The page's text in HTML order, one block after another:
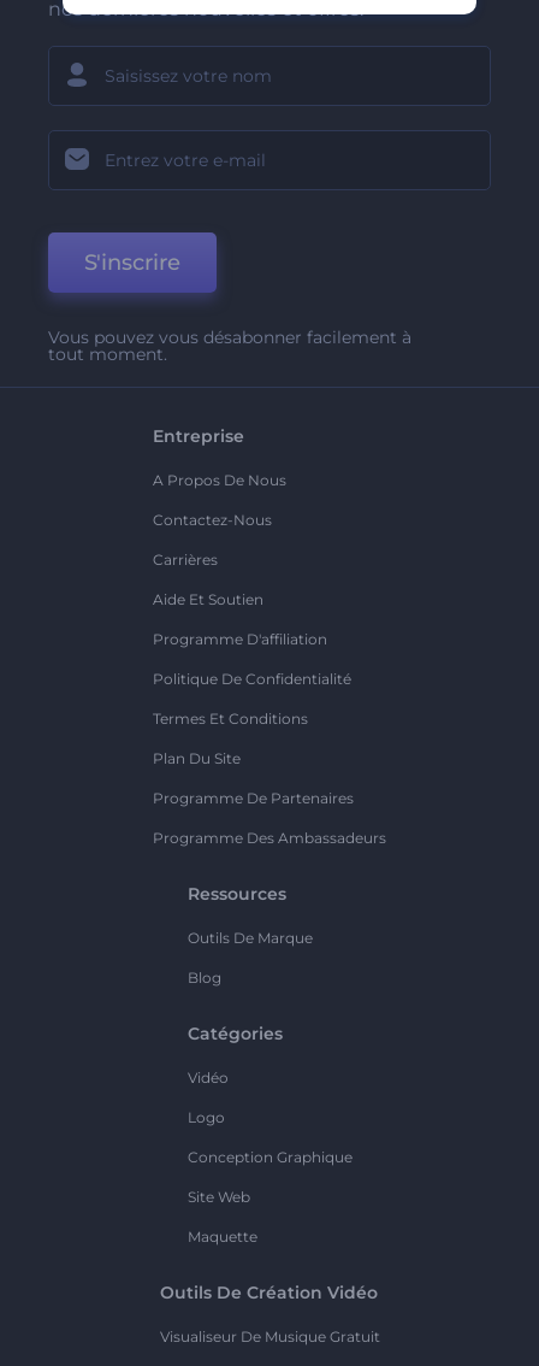
nos dernières nouvelles et offres.
S'inscrire
Vous pouvez vous désabonner facilement à
tout moment.
Entreprise
A Propos De Nous
Contactez-Nous
Carrières
Aide Et Soutien
Programme D'affiliation
Politique De Confidentialité
Termes Et Conditions
Plan Du Site
Programme De Partenaires
Programme Des Ambassadeurs
Ressources
Outils De Marque
Blog
Catégories
Vidéo
Logo
Conception Graphique
Site Web
Maquette
Outils De Création Vidéo
Visualiseur De Musique Gratuit